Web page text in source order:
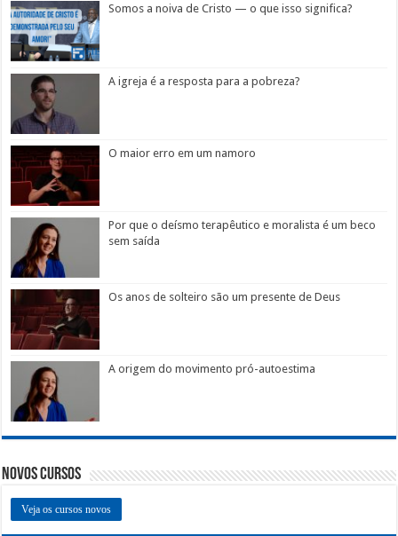
Somos a noiva de Cristo — o que isso significa?
A igreja é a resposta para a pobreza?
O maior erro em um namoro
Por que o deísmo terapêutico e moralista é um beco
sem saída
Os anos de solteiro são um presente de Deus
A origem do movimento pró-autoestima
Novos Cursos
Veja os cursos novos